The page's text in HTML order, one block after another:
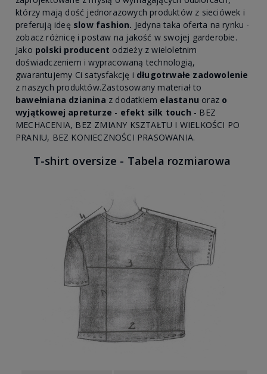
którzy mają dość jednorazowych produktów z sieciówek i
preferują ideę slow fashion. Jedyna taka oferta na rynku -
zobacz różnicę i postaw na jakość w swojej garderobie.
Jako polski producent odzieży z wieloletnim
doświadczeniem i wypracowaną technologią,
gwarantujemy Ci satysfakcję i długotrwałe zadowolenie
z naszych produktów.Zastosowany materiał to
bawełniana dzianina z dodatkiem elastanu oraz o
wyjątkowej apreturze - efekt silk touch - BEZ
MECHACENIA, BEZ ZMIANY KSZTAŁTU I WIELKOŚCI PO
PRANIU, BEZ KONIECZNOŚCI PRASOWANIA.
T-shirt oversize - Tabela rozmiarowa